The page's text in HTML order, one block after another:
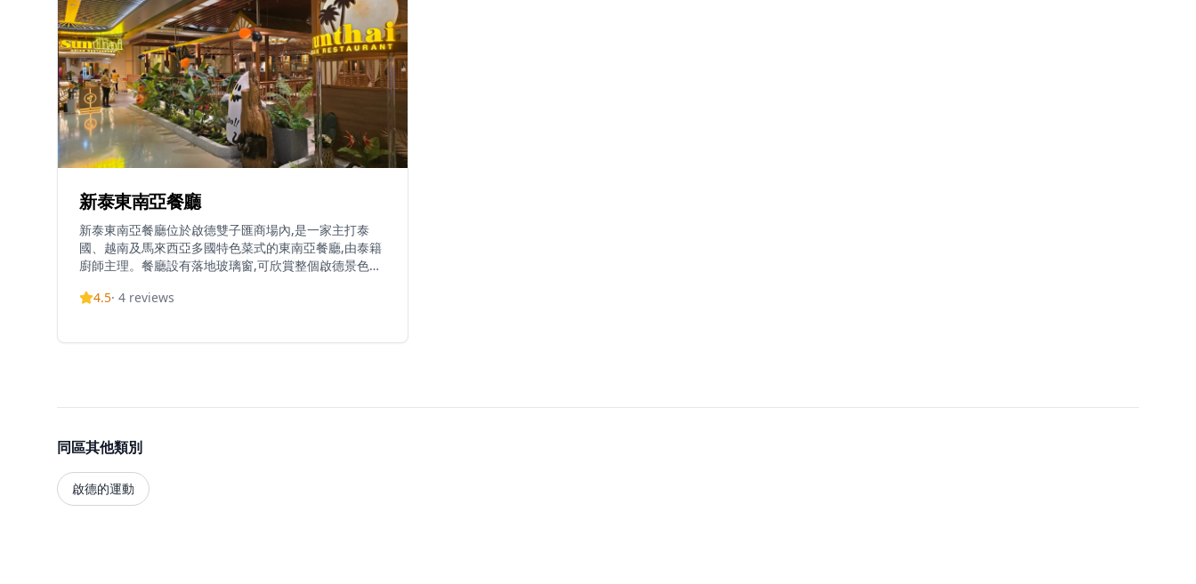
新泰東南亞餐廳
新泰東南亞餐廳位於啟德雙子匯商場內,是一家主打泰
國、越南及馬來西亞多國特色菜式的東南亞餐廳,由泰籍
廚師主理。餐廳設有落地玻璃窗,可欣賞整個啟德景色及
泰式生蝦、泰式炸蝦餅、芝士焗香芋海鮮飯等。餐廳以
4.5· 4 reviews
同區其他類別
啟德的運動